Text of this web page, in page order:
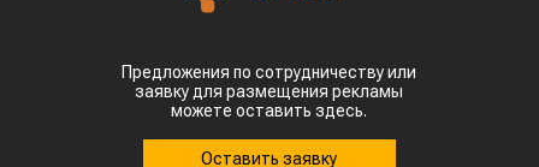
Предложения по сотрудничеству или
заявку для размещения рекламы
можете оставить здесь.
Оставить заявку